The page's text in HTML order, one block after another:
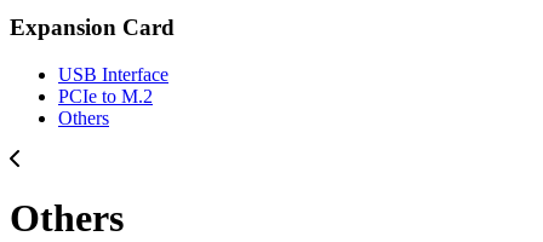
Expansion Card
USB Interface
PCIe to M.2
Others
Others